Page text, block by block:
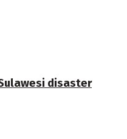
disaster